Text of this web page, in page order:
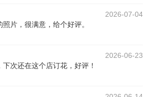
2026-07-04
片，很满意，给个好评。
2026-06-23
下次还在这个店订花，好评！